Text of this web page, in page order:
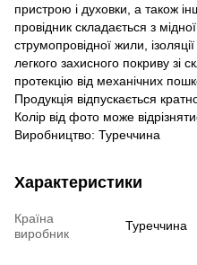
пристрою і духовки, а також
провідник складається з
струмопровідної жили,
легкого захисного покриву зі
протекцію від механічних
Продукція відпускається
Колір від фото може
Виробництво: Туреччина
Характеристики
Країна
виробник
Туреччина